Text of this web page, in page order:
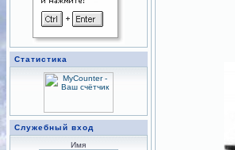
Статистика
Служебный вход
Имя